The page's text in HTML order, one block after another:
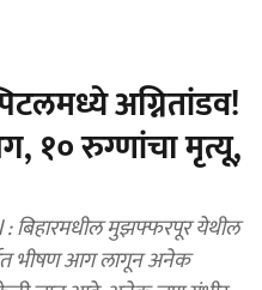
अग्नितांडव!
१० रुग्णांचा मृत्यू,
मुझफ्फरपूर येथील
भीषण आग लागून अनेक